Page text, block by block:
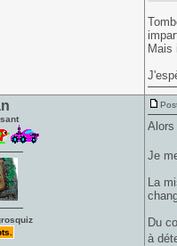
Mais
Alors
Je
La
Du
à